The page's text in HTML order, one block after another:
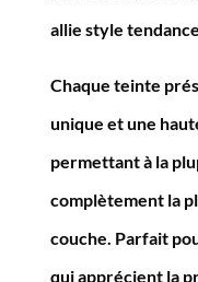
allie style
Chaque teinte
unique et une
permettant à la
complètement la
couche. Parfait
qui apprécient la